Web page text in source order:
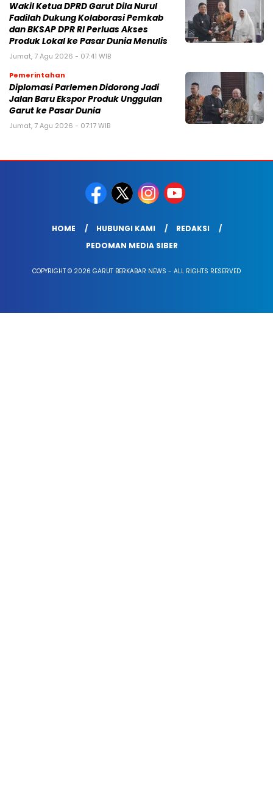
Wakil Ketua DPRD Garut Dila Nurul
Fadilah Dukung Kolaborasi Pemkab
dan BKSAP DPR RI Perluas Akses
Produk Lokal ke Pasar Dunia Menulis
Jumat, 7 Agu 2026 - 07:41 WIB
Pemerintahan
Diplomasi Parlemen Didorong Jadi
Jalan Baru Ekspor Produk Unggulan
Garut ke Pasar Dunia
Jumat, 7 Agu 2026 - 07:17 WIB
HOME HUBUNGI KAMI
REDAKSI
PEDOMAN MEDIA SIBER
COPYRIGHT © 2026 GARUT BERKABAR NEWS - ALL RIGHTS RESERVED